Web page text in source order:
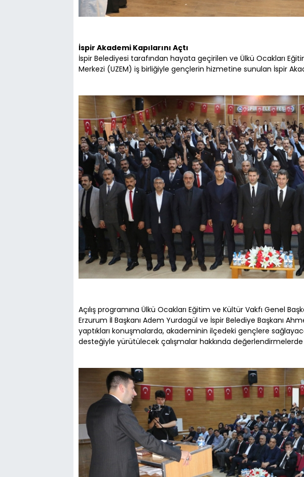
İspir Akademi Kapılarını Açtı
İspir Belediyesi tarafından hayata geçirilen ve Ülkü Ocakları
Merkezi (UZEM) iş birliğiyle gençlerin hizmetine sunulan İspir
Açılış programına Ülkü Ocakları Eğitim ve Kültür Vakfı Genel
Erzurum İl Başkanı Adem Yurdagül ve İspir Belediye Başkanı
yaptıkları konuşmalarda, akademinin ilçedeki gençlere
desteğiyle yürütülecek çalışmalar hakkında